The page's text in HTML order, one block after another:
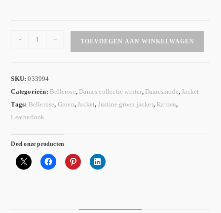
- + TOEVOEGEN AAN WINKELWAGEN
SKU:033994
Categorieën: Bellerose, Dames collectie winter, Damesmode,Jacket
Tags: Bellerose, Groen,Jacket, Justine groen jacket, Katoen,
Leatherlook
Deel onze producten